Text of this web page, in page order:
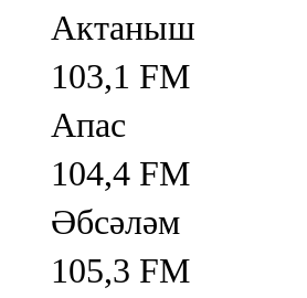
Актаныш
103,1 FM
Апас
104,4 FM
Әбсәләм
105,3 FM